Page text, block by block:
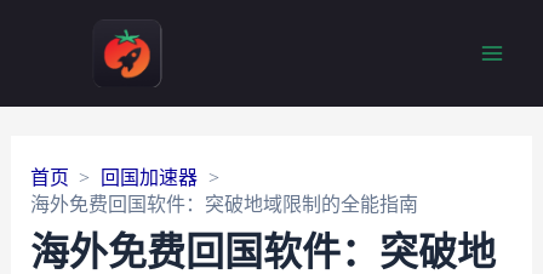
首页
回国加速器
海外免费回国软件：突破地域限制的全能指南
海外免费回国软件：突破地